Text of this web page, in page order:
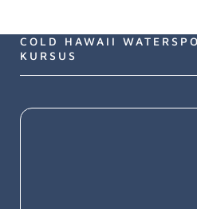
COLD HAWAII
KURSUS